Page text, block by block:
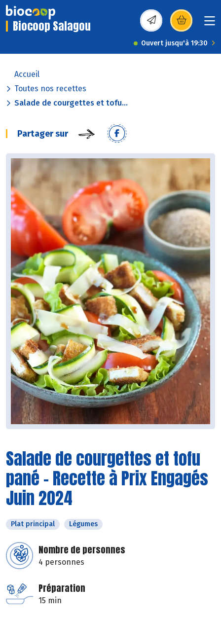
Biocoop Salagou (s’ouvre dans une
Ouvert jusqu'à 19:30
Accueil
Toutes nos recettes
Salade de courgettes et tofu...
Partager sur
Salade de courgettes et tofu
pané - Recette à Prix Engagés
Juin 2024
Plat principal Légumes
Nombre de personnes
4 personnes
Préparation
15 min